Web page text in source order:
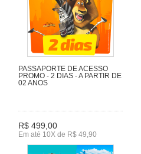
PASSAPORTE DE ACESSO
PROMO - 2 DIAS - A PARTIR DE
02 ANOS
R$ 499,00
Em até 10X de R$ 49,90